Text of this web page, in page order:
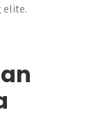
elite.